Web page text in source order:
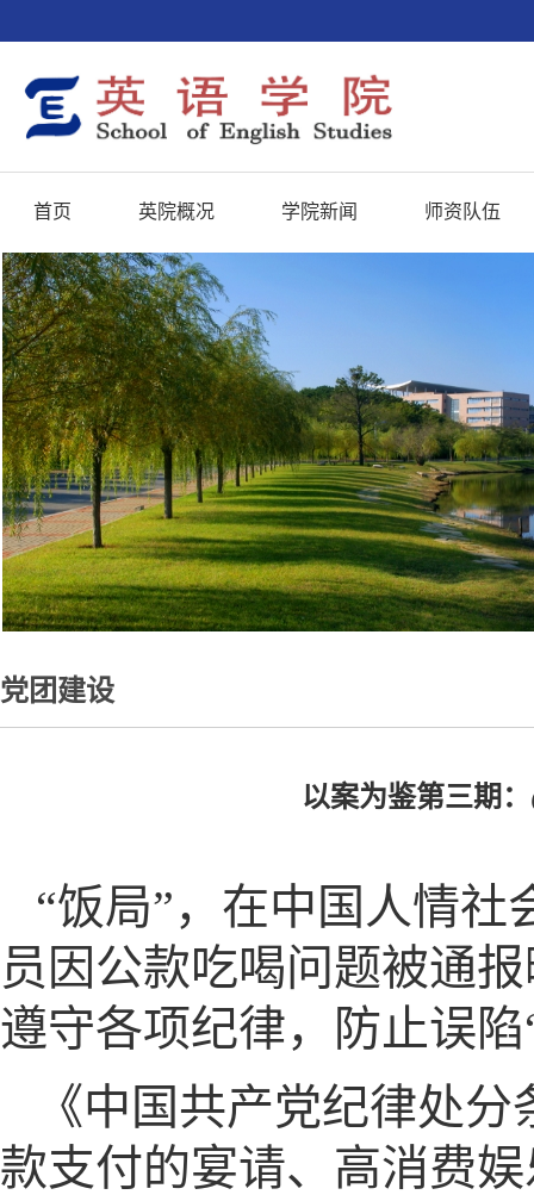
首页 英院概况 学院新闻 师资队伍
党团建设
以案为鉴第三期
“饭局”，在中国人情
员因公款吃喝问题被通
遵守各项纪律，防止误陷
《中国共产党纪律处
款支付的宴请、高消费